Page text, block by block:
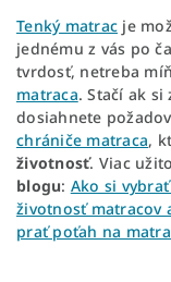
Tenký matrac je
jednému z vás po
tvrdosť, netreba
matraca. Stačí ak
dosiahnete
chrániče matraca,
životnosť. Viac
blogu: Ako si
životnosť matracov
prať poťah na